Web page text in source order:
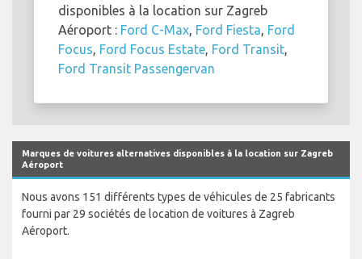
disponibles à la location sur Zagreb
Aéroport : Ford C-Max, Ford Fiesta, Ford
Focus, Ford Focus Estate, Ford Transit,
Ford Transit Passengervan
Marques de voitures alternatives disponibles à la location sur Zagreb
Aéroport
Nous avons 151 différents types de véhicules de 25 fabricants
fourni par 29 sociétés de location de voitures à Zagreb
Aéroport.